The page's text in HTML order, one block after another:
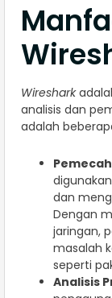
Wireshark
analisis dan
adalah
dan
Dengan
jaringan,
masalah
seperti
Analisis